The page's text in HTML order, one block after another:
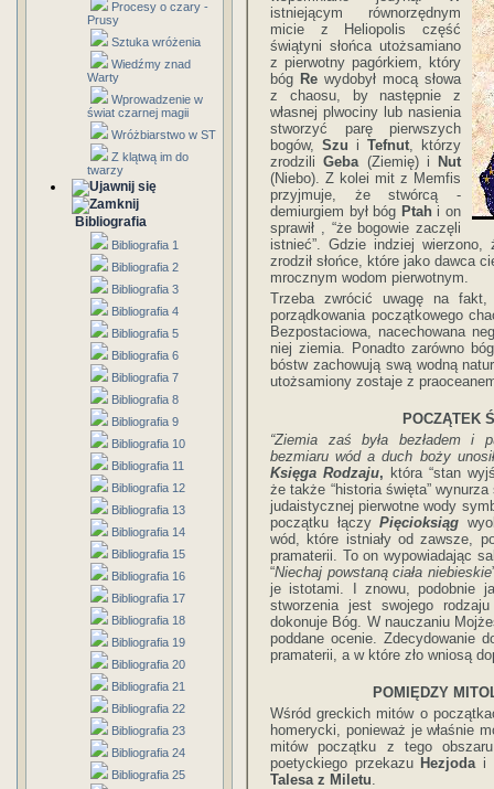
Procesy o czary -
Prusy
Sztuka wróżenia
Wiedźmy znad
Warty
Wprowadzenie w
świat czarnej magii
Wróżbiarstwo w ST
Z klątwą im do
twarzy
Bibliografia
Bibliografia 1
Bibliografia 2
Bibliografia 3
Bibliografia 4
Bibliografia 5
Bibliografia 6
Bibliografia 7
Bibliografia 8
Bibliografia 9
Bibliografia 10
Bibliografia 11
Bibliografia 12
Bibliografia 13
Bibliografia 14
Bibliografia 15
Bibliografia 16
Bibliografia 17
Bibliografia 18
Bibliografia 19
Bibliografia 20
Bibliografia 21
Bibliografia 22
Bibliografia 23
Bibliografia 24
Bibliografia 25
istniejącym równorzędnym
micie z Heliopolis część
świątyni słońca utożsamiano
z pierwotny pagórkiem, który
bóg Re wydobył mocą słowa
z chaosu, by następnie z
własnej plwociny lub nasienia
stworzyć parę pierwszych
bogów, Szu i Tefnut, którzy
zrodziliGeba(Ziemię) i
Nut
(Niebo). Z kolei mit z Memfis
przyjmuje, że stwórcą -
demiurgiem był bóg Ptahi on
sprawił , “że bogowie zaczęli
istnieć”. Gdzie indziej
zrodził słońce, które jako dawca
mrocznym wodom pierwotnym.
Trzeba zwrócić uwagę na
porządkowania początkowego
Bezpostaciowa, nacechowana
niej ziemia. Ponadto zarówno
bóstw zachowują swą wodną
utożsamiony zostaje z
POCZĄTEK
“Ziemia zaś była bezładem i
bezmiaru wód a duch boży
Księga Rodzaju, która “stan
że także “historia święta”
judaistycznej pierwotne wody
początku łączy Pięcioksiąg
wód, które istniały od zawsze,
pramaterii. To on wypowiadając
“Niechaj powstaną ciała niebieskie
je istotami. I znowu, podobnie
stworzenia jest swojego
dokonuje Bóg. W nauczaniu
poddane ocenie. Zdecydowanie
pramaterii, a w które zło wniosą
POMIĘDZY
Wśród greckich mitów o
homerycki, ponieważ je właśnie
mitów początku z tego
poetyckiego przekazu Hezjodai
Talesa z Miletu.